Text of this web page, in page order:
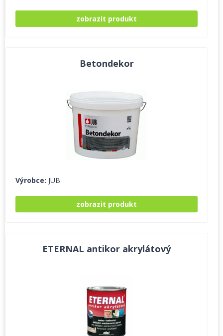
zobrazit produkt
Betondekor
Výrobce: JUB
zobrazit produkt
ETERNAL antikor akrylátový